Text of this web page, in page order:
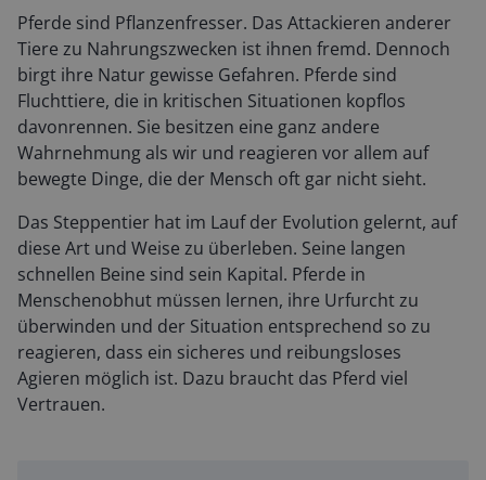
Pferde sind Pflanzenfresser. Das Attackieren anderer
Tiere zu Nahrungszwecken ist ihnen fremd. Dennoch
birgt ihre Natur gewisse Gefahren. Pferde sind
Fluchttiere, die in kritischen Situationen kopflos
davonrennen. Sie besitzen eine ganz andere
Wahrnehmung als wir und reagieren vor allem auf
bewegte Dinge, die der Mensch oft gar nicht sieht.
Das Steppentier hat im Lauf der Evolution gelernt, auf
diese Art und Weise zu überleben. Seine langen
schnellen Beine sind sein Kapital. Pferde in
Menschenobhut müssen lernen, ihre Urfurcht zu
überwinden und der Situation entsprechend so zu
reagieren, dass ein sicheres und reibungsloses
Agieren möglich ist. Dazu braucht das Pferd viel
Vertrauen.